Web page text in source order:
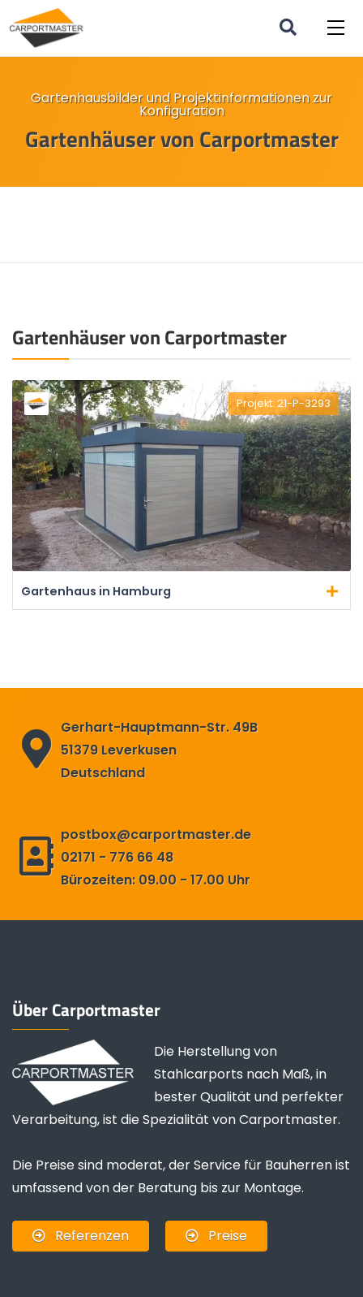
Gartenhausbilder und Projektinformationen zur
Konfiguration
Gartenhäuser von Carportmaster
Gartenhäuser von Carportmaster
Projekt: 21-P-3293
Gartenhaus in Hamburg
Gerhart-Hauptmann-Str. 49B
51379 Leverkusen
Deutschland
postbox@carportmaster.de
02171 - 776 66 48
Bürozeiten: 09.00 - 17.00 Uhr
Über Carportmaster
Die Herstellung von
Stahlcarports nach Maß, in
bester Qualität und perfekter
Verarbeitung, ist die Spezialität von Carportmaster.
Die Preise sind moderat, der Service für Bauherren ist
umfassend von der Beratung bis zur Montage.
Referenzen Preise